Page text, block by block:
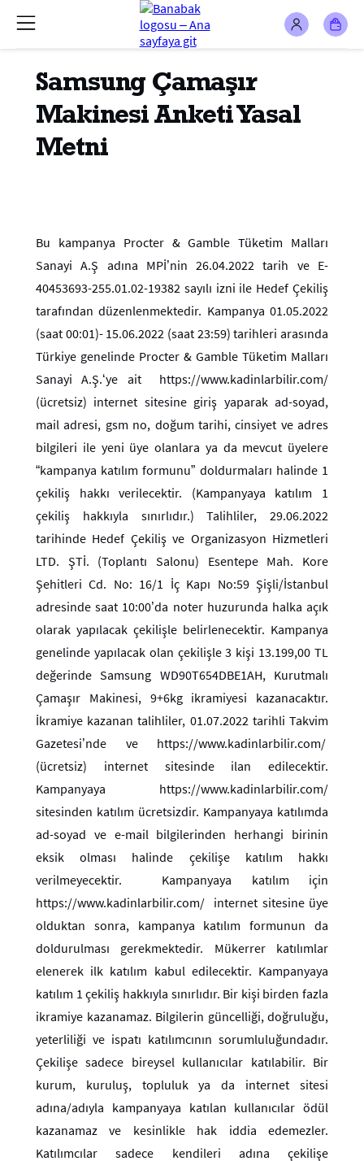
Samsung Çamaşır
Makinesi Anketi Yasal
Metni
Bu kampanya Procter & Gamble Tüketim Malları
Sanayi A.Ş adına MPİ’nin 26.04.2022 tarih ve E-
40453693-255.01.02-19382 sayılı izni ile Hedef Çekiliş
tarafından düzenlenmektedir. Kampanya 01.05.2022
(saat 00:01)- 15.06.2022 (saat 23:59) tarihleri arasında
Türkiye genelinde Procter & Gamble Tüketim Malları
Sanayi A.Ş.‘ye ait https://www.kadinlarbilir.com/
(ücretsiz) internet sitesine giriş yaparak ad-soyad,
mail adresi, gsm no, doğum tarihi, cinsiyet ve adres
bilgileri ile yeni üye olanlara ya da mevcut üyelere
“kampanya katılım formunu” doldurmaları halinde 1
çekiliş hakkı verilecektir. (Kampanyaya katılım 1
çekiliş hakkıyla sınırlıdır.) Talihliler, 29.06.2022
tarihinde Hedef Çekiliş ve Organizasyon Hizmetleri
LTD. ŞTİ. (Toplantı Salonu) Esentepe Mah. Kore
Şehitleri Cd. No: 16/1 İç Kapı No:59 Şişli/İstanbul
adresinde saat 10:00’da noter huzurunda halka açık
olarak yapılacak çekilişle belirlenecektir. Kampanya
genelinde yapılacak olan çekilişle 3 kişi 13.199,00 TL
değerinde Samsung WD90T654DBE1AH, Kurutmalı
Çamaşır Makinesi, 9+6kg ikramiyesi kazanacaktır.
İkramiye kazanan talihliler, 01.07.2022 tarihli Takvim
Gazetesi’nde ve https://www.kadinlarbilir.com/
(ücretsiz) internet sitesinde ilan edilecektir.
Kampanyaya https://www.kadinlarbilir.com/
sitesinden katılım ücretsizdir. Kampanyaya katılımda
ad-soyad ve e-mail bilgilerinden herhangi birinin
eksik olması halinde çekilişe katılım hakkı
verilmeyecektir. Kampanyaya katılım için
https://www.kadinlarbilir.com/ internet sitesine üye
olduktan sonra, kampanya katılım formunun da
doldurulması gerekmektedir. Mükerrer katılımlar
elenerek ilk katılım kabul edilecektir. Kampanyaya
katılım 1 çekiliş hakkıyla sınırlıdır. Bir kişi birden fazla
ikramiye kazanamaz. Bilgilerin güncelliği, doğruluğu,
yeterliliği ve ispatı katılımcının sorumluluğundadır.
Çekilişe sadece bireysel kullanıcılar katılabilir. Bir
kurum, kuruluş, topluluk ya da internet sitesi
adına/adıyla kampanyaya katılan kullanıcılar ödül
kazanamaz ve kesinlikle hak iddia edemezler.
Katılımcılar sadece kendileri adına çekilişe